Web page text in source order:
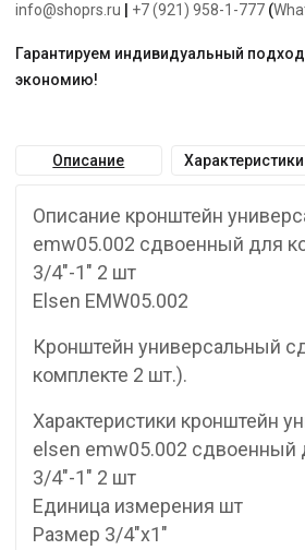
info@shoprs.ru +7 (921) 958-1-777 (
Гарантируем индивидуальный
экономию!
Описание Характеристики
Описание кронштейн
emw05.002 сдвоенный для
3/4″-1″ 2 шт
Elsen EMW05.002
Кронштейн универсальный
комплекте 2 шт.).
Характеристики кронштейн
elsen emw05.002 сдвоенный
3/4″-1″ 2 шт
Единица измерения шт
Размер 3/4″х1″